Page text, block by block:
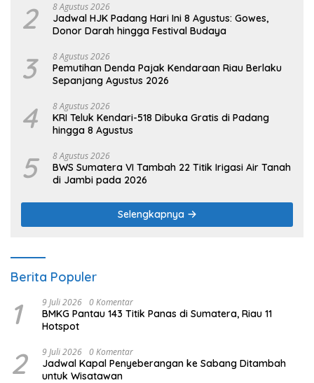
2 8 Agustus 2026
Jadwal HJK Padang Hari Ini 8 Agustus: Gowes,
Donor Darah hingga Festival Budaya
3 8 Agustus 2026
Pemutihan Denda Pajak Kendaraan Riau Berlaku
Sepanjang Agustus 2026
4 8 Agustus 2026
KRI Teluk Kendari-518 Dibuka Gratis di Padang
hingga 8 Agustus
5 8 Agustus 2026
BWS Sumatera VI Tambah 22 Titik Irigasi Air Tanah
di Jambi pada 2026
Selengkapnya
Berita Populer
1 9 Juli 2026 0 Komentar
BMKG Pantau 143 Titik Panas di Sumatera, Riau 11
Hotspot
2 9 Juli 2026 0 Komentar
Jadwal Kapal Penyeberangan ke Sabang Ditambah
untuk Wisatawan